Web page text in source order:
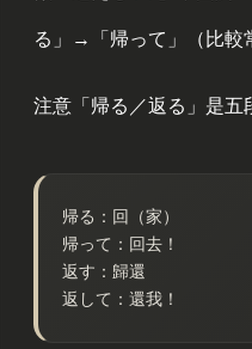
る」→「帰って」（比較
注意「帰る／返る」是五
帰る：回（家）
帰って：回去！
返す：歸還
返して：還我！